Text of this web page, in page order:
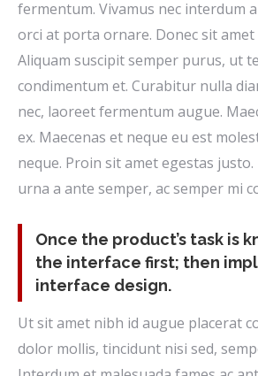
fermentum. Vivamus nec interdum
orci at porta ornare. Donec sit
Aliquam suscipit semper purus, ut
condimentum et. Curabitur nulla
nec, laoreet fermentum augue.
ex. Maecenas et neque eu est
neque. Proin sit amet egestas
urna a ante semper, ac semper mi
Once the product’s task is
the interface first; then
interface design.
Ut sit amet nibh id augue placerat
dolor mollis, tincidunt nisi sed,